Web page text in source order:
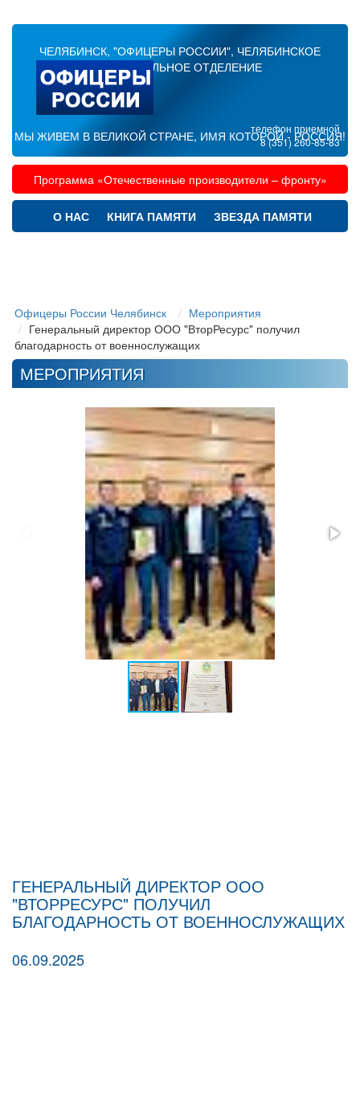
ЧЕЛЯБИНСК, "ОФИЦЕРЫ РОССИИ", ЧЕЛЯБИНСКОЕ
РЕГИОНАЛЬНОЕ ОТДЕЛЕНИЕ
МЫ ЖИВЕМ В ВЕЛИКОЙ СТРАНЕ, ИМЯ КОТОРОЙ - РОССИЯ!
телефон приемной
8 (351) 260-85-83
Программа «Отечественные производители – фронту»
О НАС КНИГА ПАМЯТИ
ЗВЕЗДА ПАМЯТИ
Офицеры России Челябинск
Мероприятия
Генеральный директор ООО "ВторРесурс" получил
благодарность от военнослужащих
МЕРОПРИЯТИЯ
ГЕНЕРАЛЬНЫЙ ДИРЕКТОР ООО
"ВТОРРЕСУРС" ПОЛУЧИЛ
БЛАГОДАРНОСТЬ ОТ ВОЕННОСЛУЖАЩИХ
06.09.2025